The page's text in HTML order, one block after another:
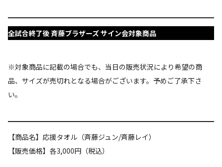
全試合終了後 斉藤ブラザーズ サイン会対象商品
※対象商品に記載の場合でも、当日の販売状況により希望の商
品、サイズが売切れとなる場合がございます。予めご了承下さ
い。
【商品名】応援タオル（斉藤ジュン/斉藤レイ）
【販売価格】各3,000円（税込）